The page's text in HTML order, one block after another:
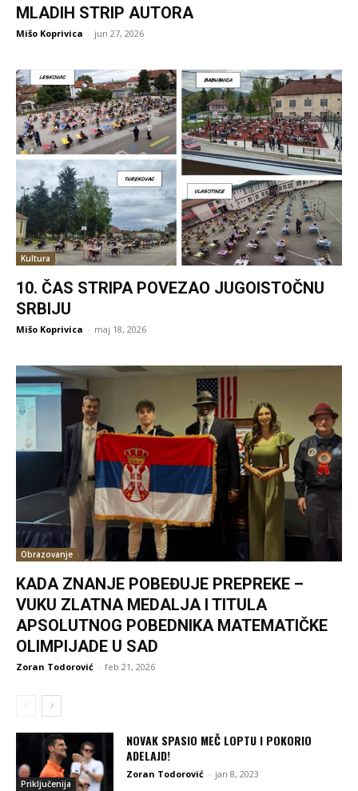
MLADIH STRIP AUTORA
Mišo Koprivica - jun 27, 2026
Kultura
10. ČAS STRIPA POVEZAO JUGOISTOČNU
SRBIJU
Mišo Koprivica - maj 18, 2026
Obrazovanje
KADA ZNANJE POBEĐUJE PREPREKE –
VUKU ZLATNA MEDALJA I TITULA
APSOLUTNOG POBEDNIKA MATEMATIČKE
OLIMPIJADE U SAD
Zoran Todorović - feb 21, 2026
Priključenija
NOVAK SPASIO MEČ LOPTU I POKORIO
ADELAJD!
Zoran Todorović - jan 8, 2023